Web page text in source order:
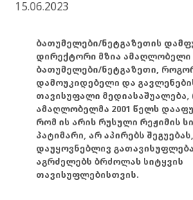
15.06.2023
ბათუმელები/ნეტგაზეთის
დირექტორი მზია ამაღლობელი
ბათუმელები/ნეტგაზეთი,
დამოუკიდებელი და
თავისუფალი
ამაღლობელმა 2001 წელს
რომ ის არის რუსული რეჟიმის
პატიმარი, არ აპირებს
დაუყოვნებლივ
აგრძელებს ბრძოლას სიტყვის
თავისუფლებისთვის.